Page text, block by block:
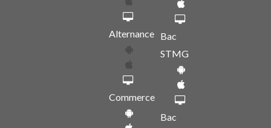
Alternance
Commerce
Bac
STMG
Bac